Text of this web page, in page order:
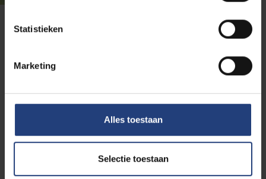
Statistieken
Marketing
Alles toestaan
Selectie toestaan
Deze opleiding beter leren
studiekeuzeactiviteiten
. Ontdek de campus
proffen tijdens een online infosessie, lees
getuigenissen van alumni of kom de sfeer opsnuiven